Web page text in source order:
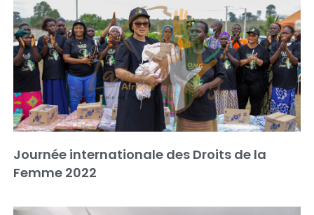
Journée internationale des Droits de la
Femme 2022